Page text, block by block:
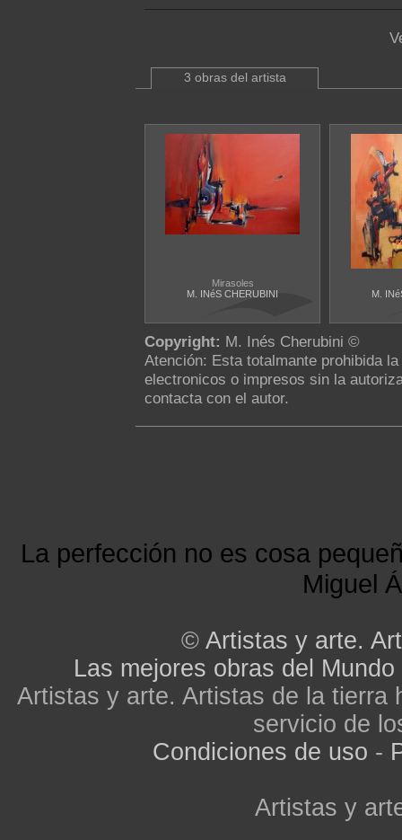
3 obras del artista
Mirasoles
M. INéS CHERUBINI
M.
Copyright: M. Inés Cherubini ©
Atención: Esta totalmante prohibida
electronicos o impresos sin la
contacta con el autor.
La perfección no es cosa
Miguel
© Artistas y arte.
Las mejores obras del Mundo
Artistas y arte. Artistas de la tierra
servicio de
Condiciones de uso -
Artistas y